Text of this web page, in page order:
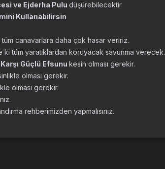
ve Ejderha Pulu düşürebilecektir.
Kullanabilirsin
canavarlara daha çok hasar veririz.
ki tüm yaratıklardan koruyacak savunma verecek.
Güçlü Efsunu kesin olması gerekir.
olması gerekir.
olması gerekir.
rehberimizden yapmalısınız.